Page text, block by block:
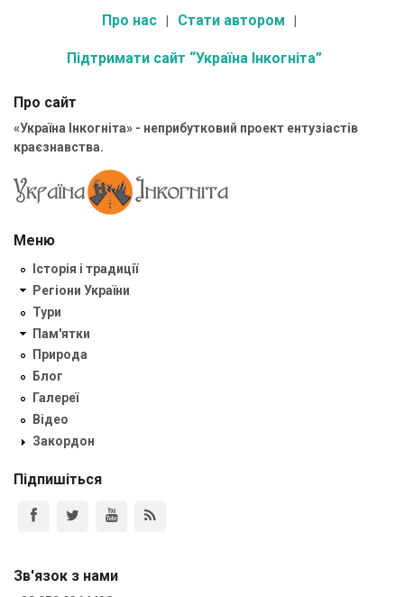
Про нас Стати автором
Підтримати сайт “Україна Інкогніта”
Про сайт
«Україна Інкогніта» - неприбутковий проект ентузіастів
краєзнавства.
Меню
Історія і традиції
Регіони України
Тури
Пам'ятки
Природа
Блог
Галереї
Відео
Закордон
Підпишіться
Зв'язок з нами